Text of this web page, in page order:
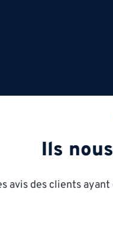
Ils
avis des clients